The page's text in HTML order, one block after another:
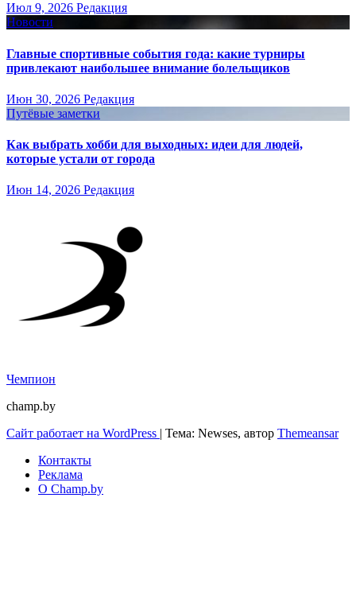
Июл 9, 2026 Редакция
Новости
Главные спортивные события года: какие турниры
привлекают наибольшее внимание болельщиков
Июн 30, 2026 Редакция
Путёвые заметки
Как выбрать хобби для выходных: идеи для людей,
которые устали от города
Июн 14, 2026 Редакция
Чемпион
champ.by
Сайт работает на WordPress | Тема: Newses, автор Themeansar
Контакты
Реклама
О Champ.by